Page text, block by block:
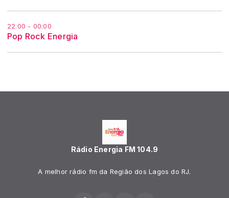
22:00 - 00:00
Pop Rock Energia
Rádio Energia FM 104.9
A melhor rádio fm da Região dos Lagos do RJ.